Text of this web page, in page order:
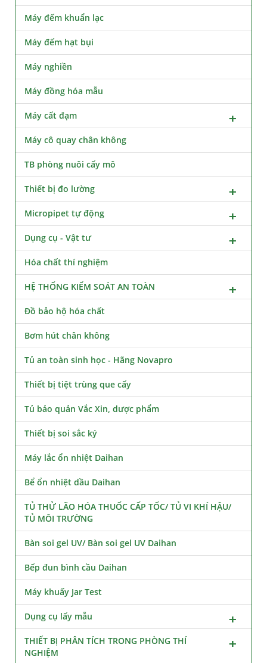
Máy đếm khuẩn lạc
Máy đếm hạt bụi
Máy nghiền
Máy đồng hóa mẫu
Máy cất đạm
Máy cô quay chân không
TB phòng nuôi cấy mô
Thiết bị đo lường
Micropipet tự động
Dụng cụ - Vật tư
Hóa chất thí nghiệm
HỆ THỐNG KIỂM SOÁT AN TOÀN
Đồ bảo hộ hóa chất
Bơm hút chân không
Tủ an toàn sinh học - Hãng Novapro
Thiết bị tiệt trùng que cấy
Tủ bảo quản Vắc Xin, dược phẩm
Thiết bị soi sắc ký
Máy lắc ổn nhiệt Daihan
Bể ổn nhiệt dầu Daihan
TỦ THỬ LÃO HÓA THUỐC CẤP TỐC/ TỦ VI KHÍ HẬU/
TỦ MÔI TRƯỜNG
Bàn soi gel UV/ Bàn soi gel UV Daihan
Bếp đun bình cầu Daihan
Máy khuấy Jar Test
Dụng cụ lấy mẫu
THIẾT BỊ PHÂN TÍCH TRONG PHÒNG THÍ
NGHIỆM